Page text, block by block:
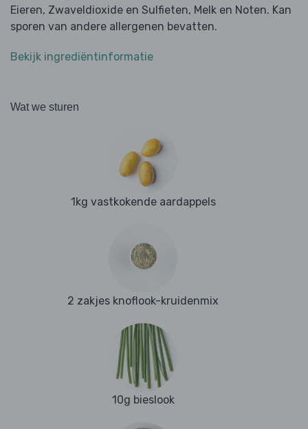
Eieren, Zwaveldioxide en Sulfieten, Melk en Noten. Kan
sporen van andere allergenen bevatten.
Bekijk ingrediëntinformatie
Wat we sturen
1kg vastkokende aardappels
2 zakjes knoflook-kruidenmix
10g bieslook